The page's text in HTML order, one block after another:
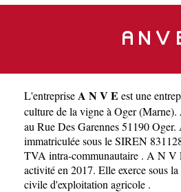
A N V
L'entrepriseA N V E est une
culture de la vigne à Oger(Marne).
au Rue Des Garennes 51190
immatriculée sous le SIREN
TVA intra-communautaire . A N V
activité en 2017. Elle exerce sous
civile d'exploitation agricole .